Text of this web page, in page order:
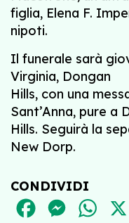
figlia, Elena F.
nipoti.
Il funerale sarà
Virginia, Dongan
Hills, con una
Sant’Anna, pure a
Hills. Seguirà la
New Dorp.
CONDIVIDI
FACEBOOK